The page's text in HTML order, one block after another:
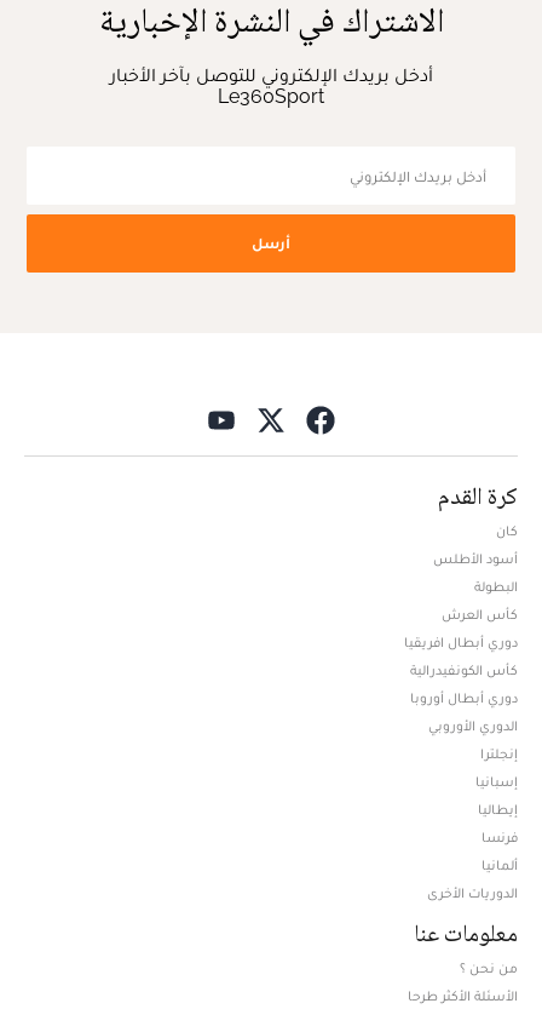
الاشتراك في النشرة الإخبارية
أدخل بريدك الإلكتروني للتوصل بآخر الأخبار
Le360Sport
أرسل
كرة القدم
كان
أسود الأطلس
البطولة
كأس العرش
دوري أبطال افريقيا
كأس الكونفيدرالية
دوري أبطال أوروبا
الدوري الأوروبي
إنجلترا
إسبانيا
إيطاليا
فرنسا
ألمانيا
الدوريات الأخرى
معلومات عنا
من نحن ؟
الأسئلة الأكثر طرحا